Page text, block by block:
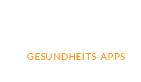
GESUNDHEITS-APPS